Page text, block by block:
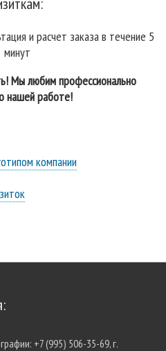
и расчет заказа в течение 5
минут
Мы любим профессионально
нашей работе!
компании
+7 (995) 506-35-69, г.